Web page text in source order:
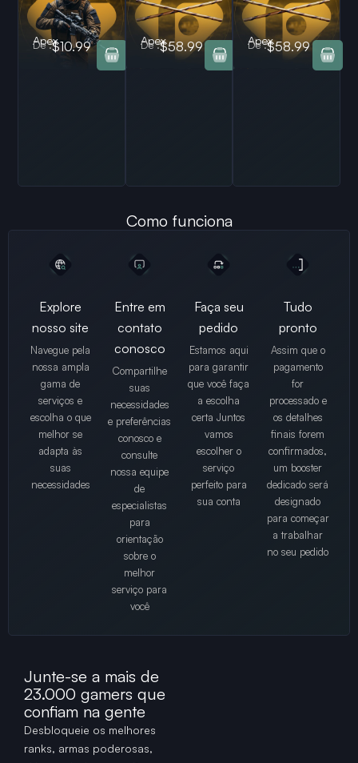
Apex
De :$10.99 Apex
De :$58.99 Apex
De :$58.99
Como funciona
Explore
nosso site
Navegue pela
nossa ampla
gama de
serviços e
escolha o que
melhor se
adapta às
suas
necessidades
Entre em
contato
conosco
Compartilhe
suas
necessidades
e preferências
conosco e
consulte
nossa equipe
de
especialistas
para
orientação
sobre o
melhor
serviço para
você
Faça seu
pedido
Estamos aqui
para garantir
que você faça
a escolha
certa Juntos
vamos
escolher o
serviço
perfeito para
sua conta
Tudo
pronto
Assim que o
pagamento
for
processado e
os detalhes
finais forem
confirmados,
um booster
dedicado será
designado
para começar
a trabalhar
no seu pedido
Junte-se a mais de
23.000 gamers que
confiam na gente
Desbloqueie os melhores
ranks, armas poderosas,